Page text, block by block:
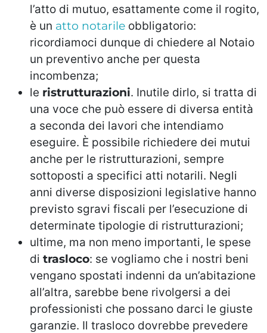
l’atto di mutuo, esattamente come il rogito,
è un atto notarile obbligatorio:
ricordiamoci dunque di chiedere al Notaio
un preventivo anche per questa
incombenza;
le ristrutturazioni. Inutile dirlo, si tratta di
una voce che può essere di diversa entità
a seconda dei lavori che intendiamo
eseguire. È possibile richiedere dei mutui
anche per le ristrutturazioni, sempre
sottoposti a specifici atti notarili. Negli
anni diverse disposizioni legislative hanno
previsto sgravi fiscali per l’esecuzione di
determinate tipologie di ristrutturazioni;
ultime, ma non meno importanti, le spese
di trasloco: se vogliamo che i nostri beni
vengano spostati indenni da un’abitazione
all’altra, sarebbe bene rivolgersi a dei
professionisti che possano darci le giuste
garanzie. Il trasloco dovrebbe prevedere